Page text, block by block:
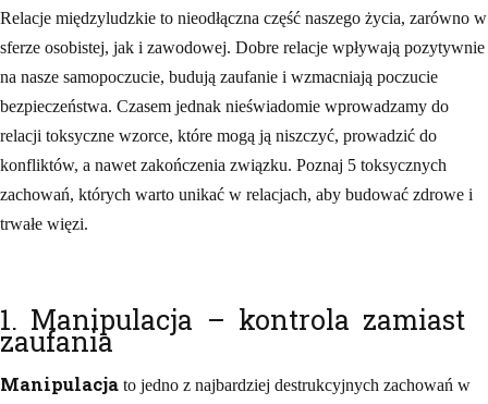
Relacje międzyludzkie to nieodłączna część naszego życia, zarówno w
sferze osobistej, jak i zawodowej. Dobre relacje wpływają pozytywnie
na nasze samopoczucie, budują zaufanie i wzmacniają poczucie
bezpieczeństwa. Czasem jednak nieświadomie wprowadzamy do
relacji toksyczne wzorce, które mogą ją niszczyć, prowadzić do
konfliktów, a nawet zakończenia związku. Poznaj 5 toksycznych
zachowań, których warto unikać w relacjach, aby budować zdrowe i
trwałe więzi.
1. Manipulacja – kontrola zamiast
zaufania
Manipulacja to jedno z najbardziej destrukcyjnych zachowań w